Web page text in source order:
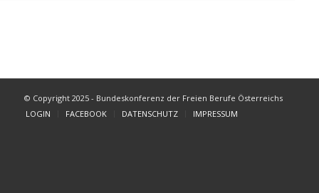
© Copyright 2025 - Bundeskonferenz der Freien Berufe Österreichs
LOGIN
FACEBOOK DATENSCHUTZ IMPRESSUM